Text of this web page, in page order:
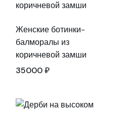
Женские ботинки-
балморалы из
коричневой замши
35000₽